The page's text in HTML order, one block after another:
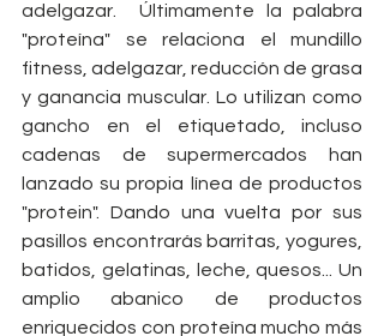
adelgazar.  Últimamente la palabra
"proteína" se relaciona el mundillo
fitness, adelgazar, reducción de grasa
y ganancia muscular. Lo utilizan como
gancho en el etiquetado, incluso
cadenas de supermercados han
lanzado su propia línea de productos
"protein". Dando una vuelta por sus
pasillos encontrarás barritas, yogures,
batidos, gelatinas, leche, quesos... Un
amplio abanico de productos
enriquecidos con proteína mucho más